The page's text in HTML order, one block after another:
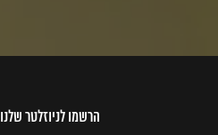
הרשמו לניוזלטר שלנו